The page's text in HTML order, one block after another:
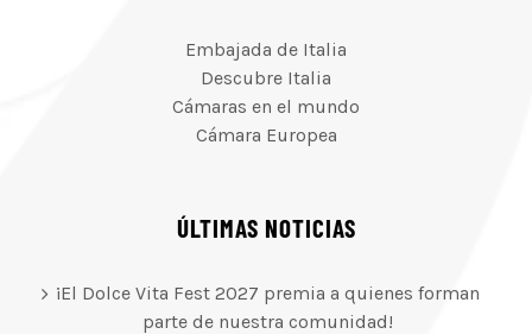
Embajada de Italia
Descubre Italia
Cámaras en el mundo
Cámara Europea
ÚLTIMAS NOTICIAS
¡El Dolce Vita Fest 2027 premia a quienes forman
parte de nuestra comunidad!